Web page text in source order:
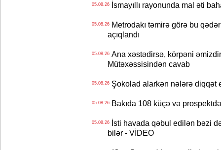
05.08.26İsmayıllı rayonunda mal əti
05.08.26Metrodakı təmirə görə bu
açıqlandı
05.08.26Ana xəstədirsə, körpəni
Mütəxəssisindən cavab
05.08.26Şokolad alarkən nələrə diqqət
05.08.26Bakıda 108 küçə və
05.08.26İsti havada qəbul edilən bəzi
bilər - VİDEO